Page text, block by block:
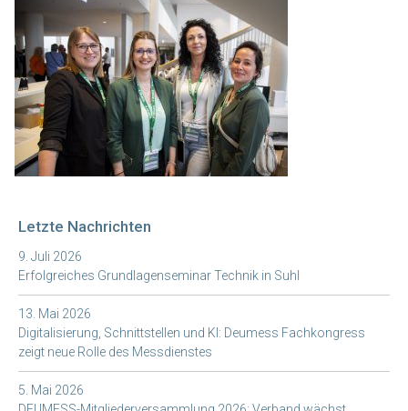
Letzte Nachrichten
9. Juli 2026
Erfolgreiches Grundlagenseminar Technik in Suhl
13. Mai 2026
Digitalisierung, Schnittstellen und KI: Deumess Fachkongress
zeigt neue Rolle des Messdienstes
5. Mai 2026